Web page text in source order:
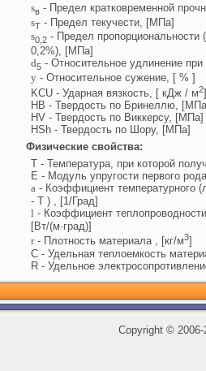
sв - Предел кратковременной
sТ- Предел текучести, [МПа]
s0,2- Предел пропорциональности
0,2%), [МПа]
d5- Относительное удлинение
y- Относительное сужение, [ % ]
KCU - Ударная вязкость, [ кДж / м2]
HB - Твердость по Бринеллю,
HV - Твердость по Виккерсу, [МПа]
HSh - Твердость по Шору, [МПа]
Физические свойства:
T - Температура, при которой
E - Модуль упругости первого
a- Коэффициент температурного
- T ) , [1/Град]
l - Коэффициент
[Вт/(м·град)]
r- Плотность материала , [кг/м3]
C - Удельная теплоемкость
R - Удельное
Copyright ©